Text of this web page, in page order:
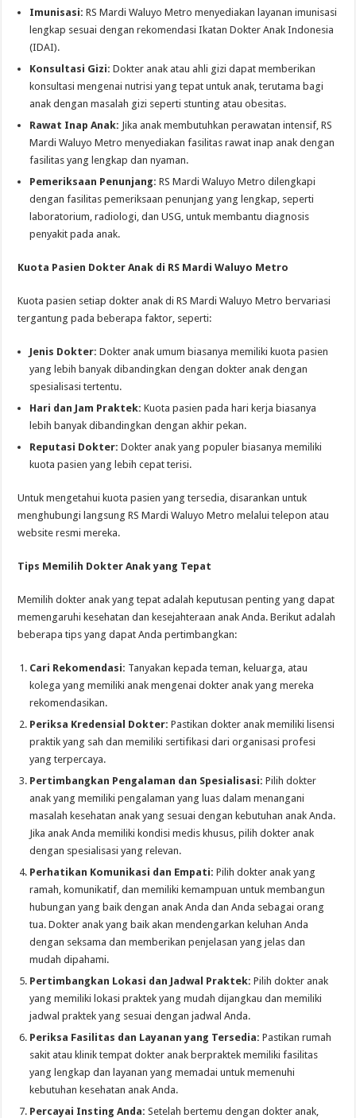
Imunisasi: RS Mardi Waluyo Metro menyediakan layanan imunisasi
lengkap sesuai dengan rekomendasi Ikatan Dokter Anak Indonesia
(IDAI).
Konsultasi Gizi: Dokter anak atau ahli gizi dapat memberikan
konsultasi mengenai nutrisi yang tepat untuk anak, terutama bagi
anak dengan masalah gizi seperti stunting atau obesitas.
Rawat Inap Anak: Jika anak membutuhkan perawatan intensif, RS
Mardi Waluyo Metro menyediakan fasilitas rawat inap anak dengan
fasilitas yang lengkap dan nyaman.
Pemeriksaan Penunjang: RS Mardi Waluyo Metro dilengkapi
dengan fasilitas pemeriksaan penunjang yang lengkap, seperti
laboratorium, radiologi, dan USG, untuk membantu diagnosis
penyakit pada anak.
Kuota Pasien Dokter Anak di RS Mardi Waluyo Metro
Kuota pasien setiap dokter anak di RS Mardi Waluyo Metro bervariasi
tergantung pada beberapa faktor, seperti:
Jenis Dokter: Dokter anak umum biasanya memiliki kuota pasien
yang lebih banyak dibandingkan dengan dokter anak dengan
spesialisasi tertentu.
Hari dan Jam Praktek: Kuota pasien pada hari kerja biasanya
lebih banyak dibandingkan dengan akhir pekan.
Reputasi Dokter: Dokter anak yang populer biasanya memiliki
kuota pasien yang lebih cepat terisi.
Untuk mengetahui kuota pasien yang tersedia, disarankan untuk
menghubungi langsung RS Mardi Waluyo Metro melalui telepon atau
website resmi mereka.
Tips Memilih Dokter Anak yang Tepat
Memilih dokter anak yang tepat adalah keputusan penting yang dapat
memengaruhi kesehatan dan kesejahteraan anak Anda. Berikut adalah
beberapa tips yang dapat Anda pertimbangkan:
Cari Rekomendasi: Tanyakan kepada teman, keluarga, atau
kolega yang memiliki anak mengenai dokter anak yang mereka
rekomendasikan.
Periksa Kredensial Dokter: Pastikan dokter anak memiliki lisensi
praktik yang sah dan memiliki sertifikasi dari organisasi profesi
yang terpercaya.
Pertimbangkan Pengalaman dan Spesialisasi: Pilih dokter
anak yang memiliki pengalaman yang luas dalam menangani
masalah kesehatan anak yang sesuai dengan kebutuhan anak Anda.
Jika anak Anda memiliki kondisi medis khusus, pilih dokter anak
dengan spesialisasi yang relevan.
Perhatikan Komunikasi dan Empati: Pilih dokter anak yang
ramah, komunikatif, dan memiliki kemampuan untuk membangun
hubungan yang baik dengan anak Anda dan Anda sebagai orang
tua. Dokter anak yang baik akan mendengarkan keluhan Anda
dengan seksama dan memberikan penjelasan yang jelas dan
mudah dipahami.
Pertimbangkan Lokasi dan Jadwal Praktek: Pilih dokter anak
yang memiliki lokasi praktek yang mudah dijangkau dan memiliki
jadwal praktek yang sesuai dengan jadwal Anda.
Periksa Fasilitas dan Layanan yang Tersedia: Pastikan rumah
sakit atau klinik tempat dokter anak berpraktek memiliki fasilitas
yang lengkap dan layanan yang memadai untuk memenuhi
kebutuhan kesehatan anak Anda.
Percayai Insting Anda: Setelah bertemu dengan dokter anak,